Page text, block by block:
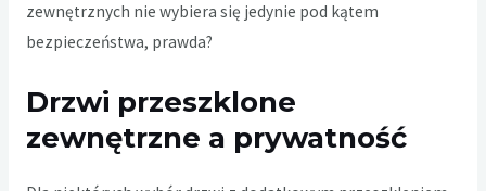
zewnętrznych nie wybiera się jedynie pod kątem
bezpieczeństwa, prawda?
Drzwi przeszklone
zewnętrzne a prywatność